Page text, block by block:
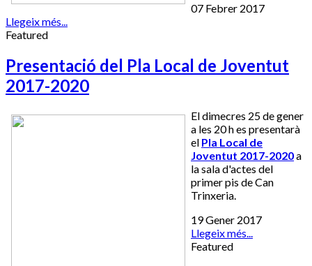
07 Febrer 2017
Llegeix més...
Featured
Presentació del Pla Local de Joventut
2017-2020
El dimecres 25 de gener
a les 20 h es presentarà
el Pla Local de
Joventut 2017-2020a
la sala d'actes del
primer pis de Can
Trinxeria.
19 Gener 2017
Llegeix més...
Featured